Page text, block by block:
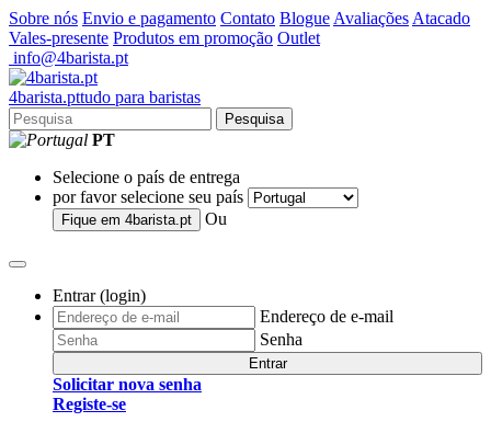
Sobre nós Envio e pagamento Contato Blogue Avaliações Atacado
Vales-presente Produtos em promoção Outlet
info@4barista.pt
4barista.pttudo para baristas
Pesquisa
PT
Selecione o país de entrega
por favor selecione seu país
Fique em 4barista.pt Ou
Entrar (login)
Endereço de e-mail
Senha
Entrar
Solicitar nova senha
Registe-se